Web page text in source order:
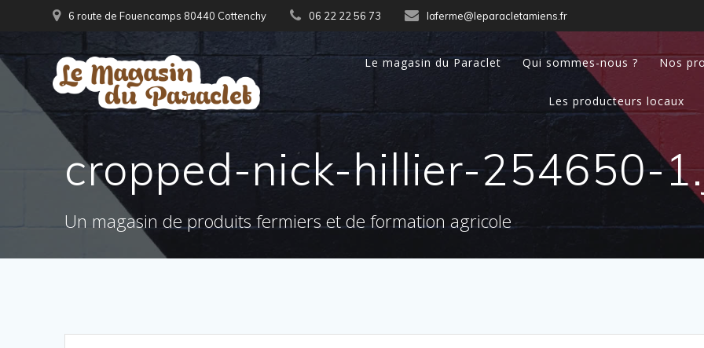
6 route de Fouencamps 80440 Cottenchy 06 22 22 56 73 laferme@leparacletamiens.fr
Le magasin du Paraclet Qui sommes-nous ? Nos
Les producteurs locaux
cropped-nick-hillier-254650-
Un magasin de produits fermiers et de formation agricole